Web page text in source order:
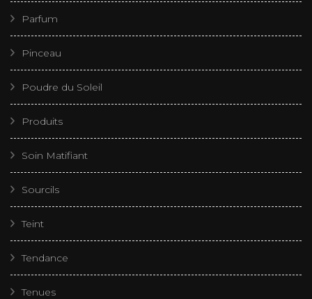
Parfum
Pinceau
Poudre du Soleil
Produits
Soin Matifiant
Sourcils
Teint
Tendance
Tenues